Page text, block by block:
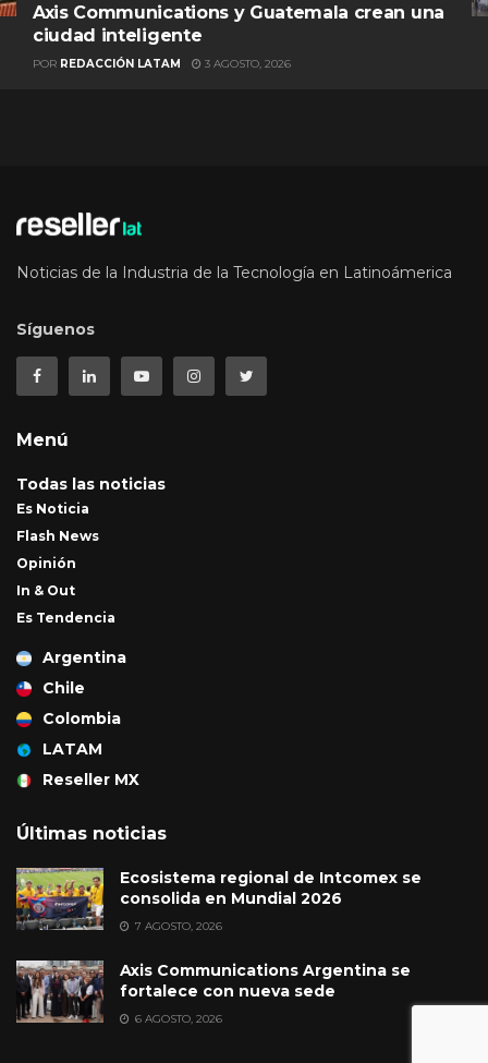
Axis Communications y Guatemala crean una
ciudad inteligente
POR REDACCIÓN LATAM 3 AGOSTO, 2026
Noticias de la Industria de la Tecnología en Latinoámerica
Síguenos
Menú
Todas las noticias
Es Noticia
Flash News
Opinión
In & Out
Es Tendencia
Argentina
Chile
Colombia
LATAM
Reseller MX
Últimas noticias
Ecosistema regional de Intcomex se
consolida en Mundial 2026
7 AGOSTO, 2026
Axis Communications Argentina se
fortalece con nueva sede
6 AGOSTO, 2026